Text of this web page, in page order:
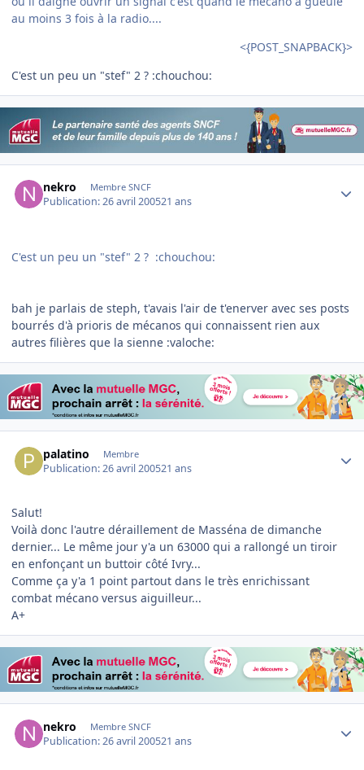
au moins 3 fois à la radio....
<{POST_SNAPBACK}>
C'est un peu un "stef" 2 ? :chouchou:
nekro Membre SNCF
Publication:26 avril 200521 ans
C'est un peu un "stef" 2 ? :chouchou:
bah je parlais de steph, t'avais l'air de t'enerver avec ses posts
bourrés d'à prioris de mécanos qui connaissent rien aux
autres filières que la sienne :valoche:
palatino Membre
Publication:26 avril 200521 ans
Salut!
Voilà donc l'autre déraillement de Masséna de dimanche
dernier... Le même jour y'a un 63000 qui a rallongé un tiroir
en enfonçant un buttoir côté Ivry...
Comme ça y'a 1 point partout dans le très enrichissant
combat mécano versus aiguilleur...
A+
nekro Membre SNCF
Publication:26 avril 200521 ans